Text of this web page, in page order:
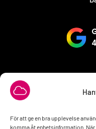
För att ge en bra upplevelse
komma åt enhetsinformation.